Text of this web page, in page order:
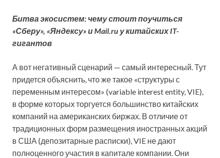
Битва экосистем: чему стоит поучиться
«Сберу», «Яндексу» и Mail.ru у китайских IT-
гигантов
А вот негативный сценарий — самый интересный. Тут
придется объяснить, что же такое «структуры с
переменным интересом» (variable interest entity, VIE),
в форме которых торгуется большинство китайских
компаний на американских биржах. В отличие от
традиционных форм размещения иностранных акций
в США (депозитарные расписки), VIE не дают
полноценного участия в капитале компании. Они